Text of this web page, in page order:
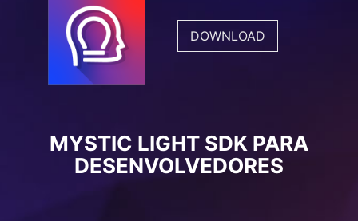
DOWNLOAD
MYSTIC LIGHT SDK PARA
DESENVOLVEDORES